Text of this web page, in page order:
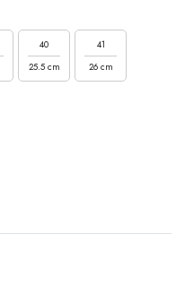
40
25.5 cm
41
26 cm